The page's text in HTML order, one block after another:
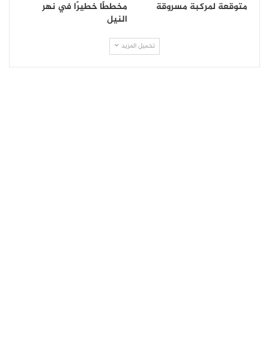
متوقعة لمركبة مسروقة
مخططًا خطيرًا في نهر
النيل
تحميل المزيد